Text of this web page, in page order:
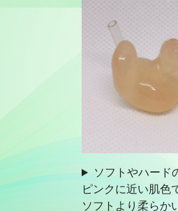
ソフトやハード
ピンクに近い肌色
ソフトより柔らか